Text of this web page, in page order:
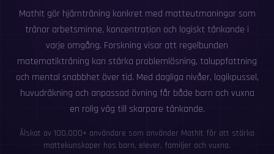
MathIt gör hjärnträning konkret med matteutmaningar som
tränar arbetsminne, koncentration och logiskt tänkande i
varje omgång. Forskning visar att regelbunden
matematikträning kan stärka problemlösning, taluppfattning
och mental snabbhet över tid. Med dagliga nivåer, logikpussel,
huvudräkning och anpassad övning får både barn och vuxna
en rolig väg till skarpare tänkande.
Älskat av 100,000+ användare som använder MathIt för att stärka
mattekunskaper hos barn, elever, familjer och vuxna.